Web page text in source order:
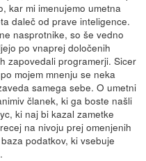
kar mi imenujemo umetna
daleč od prave inteligence.
nasprotnike, so še vedno
po vnaprej določenih
zapovedali programerji. Sicer
mojem mnenju se neka
samega sebe. O umetni
članek, ki ga boste našli
ki naj bi kazal zametke
na nivoju prej omenjenih
podatkov, ki vsebuje